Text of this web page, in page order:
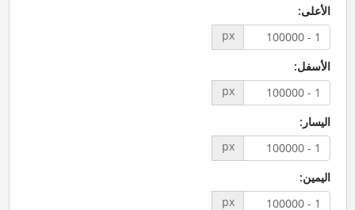
الأعلى:
px
الأسفل:
px
اليسار:
px
اليمين:
px